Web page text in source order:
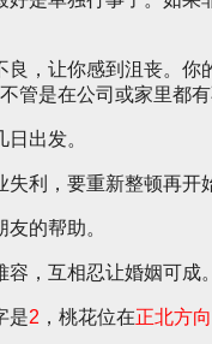
良，让你感到沮丧。
管是在公司或家里都有
出发。
利，要重新整顿再开
的帮助。
，互相忍让婚姻可成。
是2 ，桃花位在正北方向